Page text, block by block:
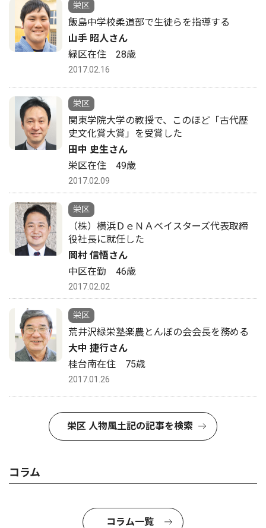
栄区
飯島中学校柔道部で生徒らを指導する
山手 昭人さん
緑区在住 28歳
2017.02.16
栄区
関東学院大学の教授で、このほど「古代歴
史文化賞大賞」を受賞した
田中 史生さん
栄区在住 49歳
2017.02.09
栄区
（株）横浜ＤｅＮＡベイスターズ代表取締
役社長に就任した
岡村 信悟さん
中区在勤 46歳
2017.02.02
栄区
荒井沢緑栄塾楽農とんぼの会会長を務める
大中 捷行さん
桂台南在住 75歳
2017.01.26
栄区 人物風土記の記事を検索
コラム
コラム一覧